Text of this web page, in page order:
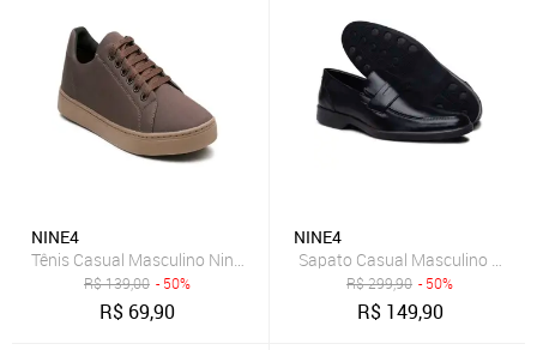
NINE4
Tênis Casual Masculino Nine4 Em Lona Macia Confort - Café
R$139,00 - 50%
R$ 69,90
NINE4
Sapato Casual Masculino
R$299,90 - 50%
R$ 149,90